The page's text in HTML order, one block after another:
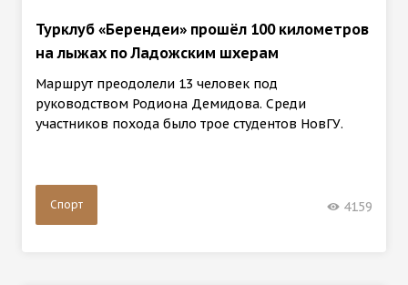
Турклуб «Берендеи» прошёл 100 километров
на лыжах по Ладожским шхерам
Маршрут преодолели 13 человек под
руководством Родиона Демидова. Среди
участников похода было трое студентов НовГУ.
Спорт 4159